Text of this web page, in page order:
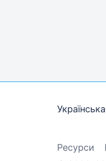
Українська
Ресурси